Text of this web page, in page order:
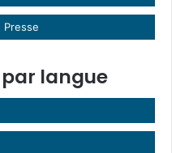
Presse
par langue